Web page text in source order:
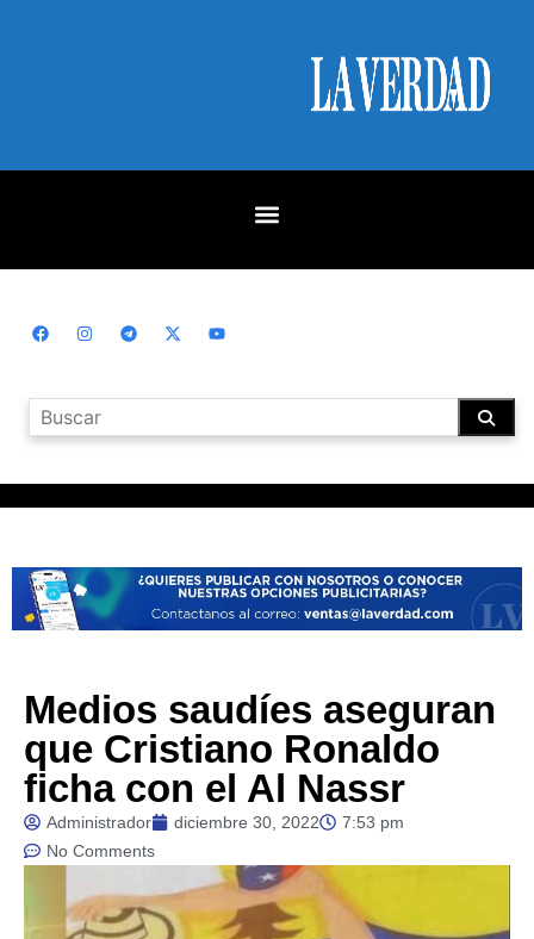
Medios saudíes aseguran
que Cristiano Ronaldo
ficha con el Al Nassr
Administrador diciembre 30, 2022
7:53 pm
No Comments